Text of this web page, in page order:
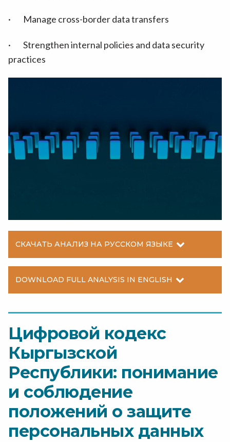
· Manage cross-border data transfers
· Strengthen internal policies and data security
practices
СКАЧАТЬ АНАЛИЗ НА РУССКОМ ЯЗЫКЕ
DOWNLOAD FULL ANALYSIS IN ENGLISH
Цифровой кодекс
Кыргызской
Республики: понимание
и соблюдение
положений о защите
персональных данных